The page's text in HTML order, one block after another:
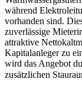
während
vorhanden sind.
zuverlässige
attraktive
Kapitalanleger zu
wird das Angebot
zusätzlichen